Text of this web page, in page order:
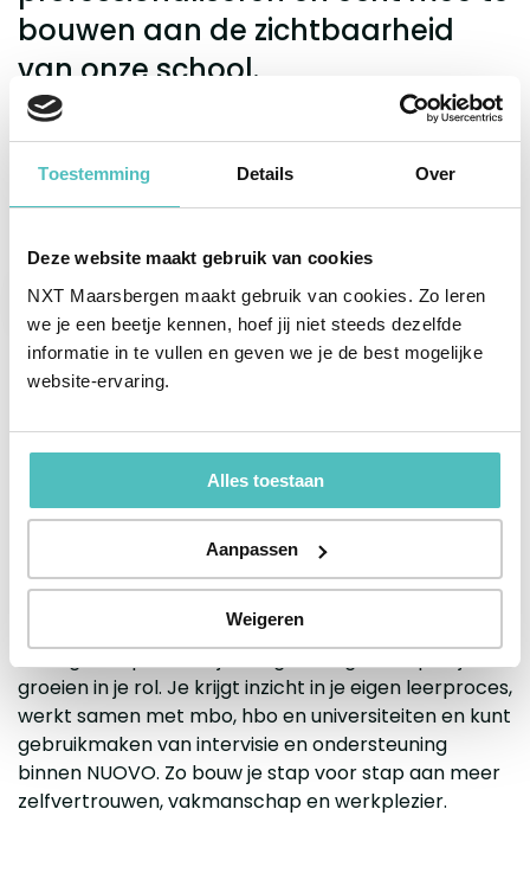
Toestemming Details Over
Deze website maakt gebruik van cookies
NXT Maarsbergen maakt gebruik van cookies. Zo leren
we je een beetje kennen, hoef jij niet steeds dezelfde
informatie in te vullen en geven we je de best mogelijke
website-ervaring.
Alles toestaan
Aanpassen
Weigeren
bouwen aan de zichtbaarheid
van onze school.
Inge Berck
Docent Engels en PR & Communicatie coördinator
Samen groeien in het vak
Met goede begeleiding en volop ruimte
om jezelf te ontwikkelen
Bij NXT Maarsbergen krijg je de ruimte om jezelf te
ontwikkelen. Als stagiair, startende docent of collega
vakdocenten en werkplekbegeleiders denken met je
groeien in je rol. Je krijgt inzicht in je eigen leerproces,
werkt samen met mbo, hbo en universiteiten en kunt
gebruikmaken van intervisie en ondersteuning
binnen NUOVO. Zo bouw je stap voor stap aan meer
zelfvertrouwen, vakmanschap en werkplezier.